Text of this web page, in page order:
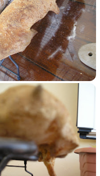
Y no obstante nuestras
pequeño traspies con el
Pankenstein) y un
no me convenció.